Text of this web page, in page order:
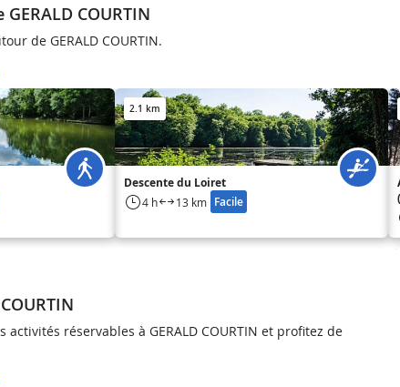
COURTIN
de GERALD COURTIN.
2.1 km
Descente du Loiret
4 h 13 km Facile
activités réservables à GERALD COURTIN et profitez de